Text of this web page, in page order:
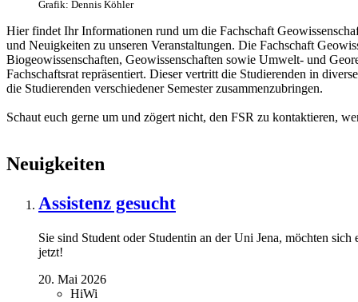
Grafik: Dennis Köhler
Hier findet Ihr Informationen rund um die Fachschaft
und Neuigkeiten zu unseren Veranstaltungen. Die Fachschaft
Biogeowissenschaften, Geowissenschaften sowie Umwelt- und
Fachschaftsrat repräsentiert. Dieser vertritt die Studierenden in
die Studierenden verschiedener Semester zusammenzubringen.
Schaut euch gerne um und zögert nicht, den FSR zu kontaktieren,
Neuigkeiten
Assistenz gesucht
Sie sind Student oder Studentin an der Uni Jena, möchten
jetzt!
20. Mai 2026
HiWi